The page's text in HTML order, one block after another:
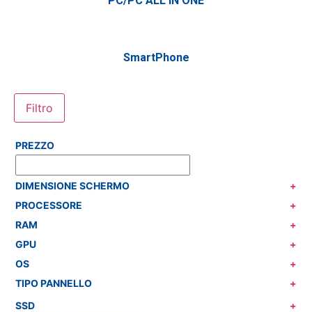
SmartPhone
Filtro
PREZZO
DIMENSIONE SCHERMO
+
PROCESSORE
+
RAM
+
GPU
+
OS
+
TIPO PANNELLO
+
SSD
+